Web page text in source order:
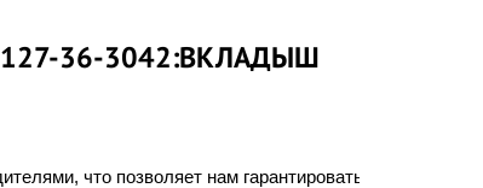
36-3042:ВКЛАДЫШ
что позволяет нам гарантировать